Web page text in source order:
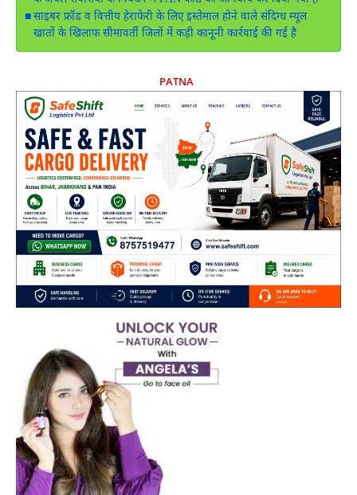
साइबर फ्रॉड व वित्तीय हेराफेरी के लिए इस्तेमाल होने वाले संदिग्ध म्यूल
खातों के खिलाफ सीमावर्ती जिलों में कड़ी कानूनी कार्रवाई की गई है
PATNA